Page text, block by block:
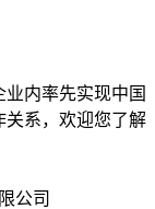
业内率先实现中国
关系，欢迎您了解
公司